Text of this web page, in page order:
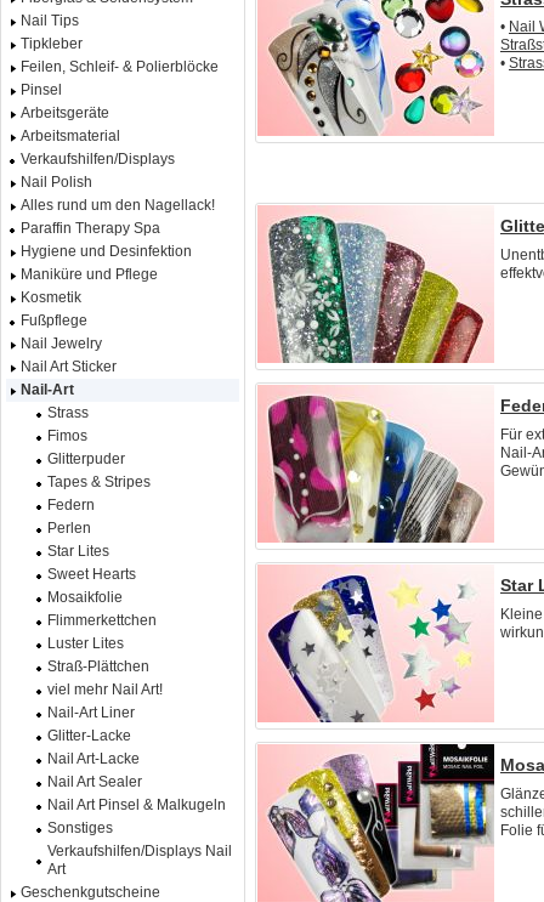
• Nail
•
Für
Nail-
Star
Folie
Nail Tips
Tipkleber
Feilen, Schleif- & Polierblöcke
Pinsel
Arbeitsgeräte
Arbeitsmaterial
Verkaufshilfen/Displays
Nail Polish
Alles rund um den Nagellack!
Paraffin Therapy Spa
Hygiene und Desinfektion
Maniküre und Pflege
Kosmetik
Fußpflege
Nail Jewelry
Nail Art Sticker
Nail-Art
Strass
Fimos
Glitterpuder
Tapes & Stripes
Federn
Perlen
Star Lites
Sweet Hearts
Mosaikfolie
Flimmerkettchen
Luster Lites
Straß-Plättchen
viel mehr Nail Art!
Nail-Art Liner
Glitter-Lacke
Nail Art-Lacke
Nail Art Sealer
Nail Art Pinsel & Malkugeln
Sonstiges
Verkaufshilfen/Displays Nail
Art
Geschenkgutscheine